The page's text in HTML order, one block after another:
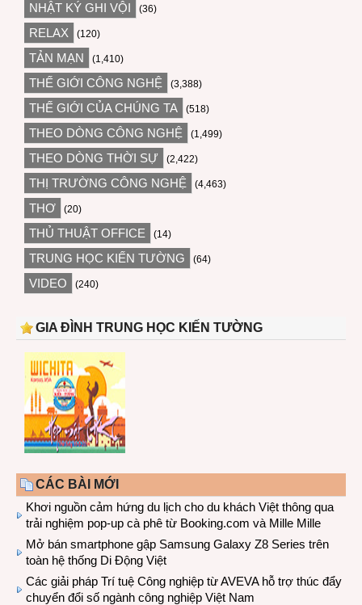
NHẬT KÝ GHI VỘI (36)
RELAX (120)
TẢN MẠN (1,410)
THẾ GIỚI CÔNG NGHỆ (3,388)
THẾ GIỚI CỦA CHÚNG TA (518)
THEO DÒNG CÔNG NGHỆ (1,499)
THEO DÒNG THỜI SỰ (2,422)
THỊ TRƯỜNG CÔNG NGHỆ (4,463)
THƠ (20)
THỦ THUẬT OFFICE (14)
TRUNG HỌC KIẾN TƯỜNG (64)
VIDEO (240)
GIA ĐÌNH TRUNG HỌC KIẾN TƯỜNG
CÁC BÀI MỚI
Khơi nguồn cảm hứng du lịch cho du khách Việt thông qua
trải nghiệm pop-up cà phê từ Booking.com và Mille Mille
Mở bán smartphone gập Samsung Galaxy Z8 Series trên
toàn hệ thống Di Động Việt
Các giải pháp Trí tuệ Công nghiệp từ AVEVA hỗ trợ thúc đẩy
chuyển đổi số ngành công nghiệp Việt Nam